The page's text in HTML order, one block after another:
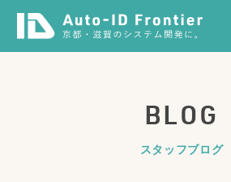
BLOG
スタッフブログ